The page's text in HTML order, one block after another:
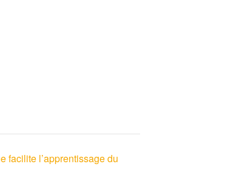
facilite l’apprentissage du